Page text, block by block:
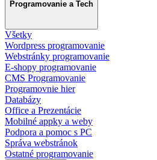
Programovanie a Tech
Všetky
Wordpress programovanie
Webstránky programovanie
E-shopy programovanie
CMS Programovanie
Programovnie hier
Databázy
Office a Prezentácie
Mobilné appky a weby
Podpora a pomoc s PC
Správa webstránok
Ostatné programovanie